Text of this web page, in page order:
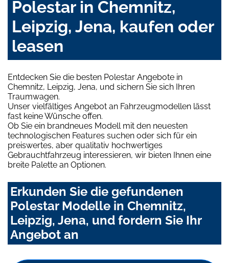
Polestar in Chemnitz,
Leipzig, Jena, kaufen oder
leasen
Entdecken Sie die besten Polestar Angebote in
Chemnitz, Leipzig, Jena, und sichern Sie sich Ihren
Traumwagen.
Unser vielfältiges Angebot an Fahrzeugmodellen lässt
fast keine Wünsche offen.
Ob Sie ein brandneues Modell mit den neuesten
technologischen Features suchen oder sich für ein
preiswertes, aber qualitativ hochwertiges
Gebrauchtfahrzeug interessieren, wir bieten Ihnen eine
breite Palette an Optionen.
Erkunden Sie die gefundenen
Polestar Modelle in Chemnitz,
Leipzig, Jena, und fordern Sie Ihr
Angebot an